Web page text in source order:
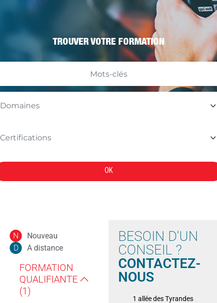
TROUVER VOTRE FORMATION
OK
N Nouveau
D A distance
FORMATION
QUALIFIANTE
(1)
BESOIN D'UN
CONSEIL ?
CONTACTEZ-
NOUS
1 allée des Tyrandes